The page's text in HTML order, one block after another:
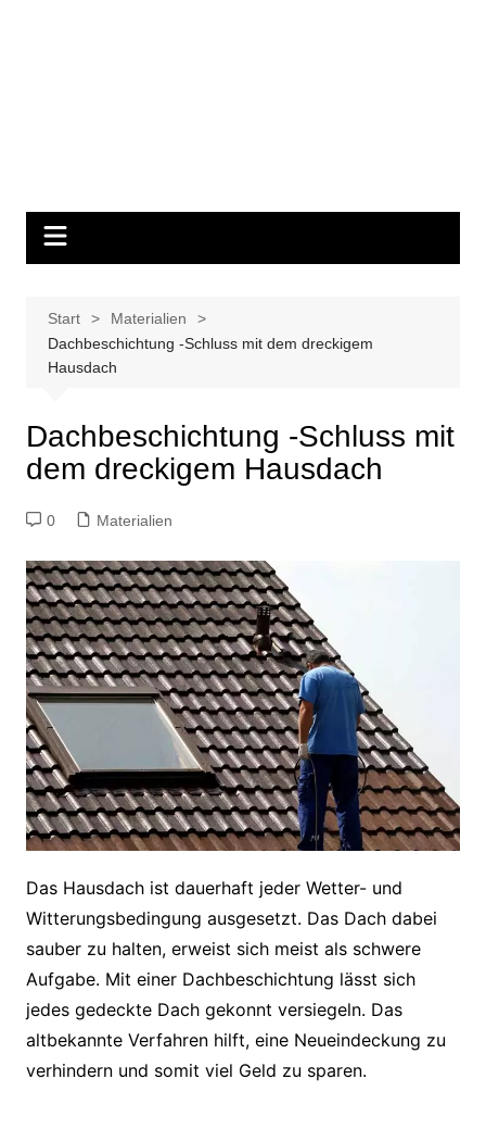
Start
Materialien
Dachbeschichtung -Schluss mit dem dreckigem
Hausdach
Dachbeschichtung -Schluss mit
dem dreckigem Hausdach
0 Materialien
Das Hausdach ist dauerhaft jeder Wetter- und
Witterungsbedingung ausgesetzt. Das Dach dabei
sauber zu halten, erweist sich meist als schwere
Aufgabe. Mit einer Dachbeschichtung lässt sich
jedes gedeckte Dach gekonnt versiegeln. Das
altbekannte Verfahren hilft, eine Neueindeckung zu
verhindern und somit viel Geld zu sparen.